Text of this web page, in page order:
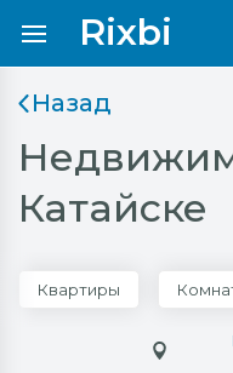
Rixbi
Назад
Катайске
Квартиры